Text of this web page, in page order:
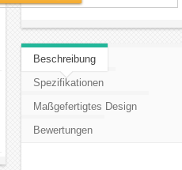
Beschreibung
Spezifikationen
Maßgefertigtes Design
Bewertungen